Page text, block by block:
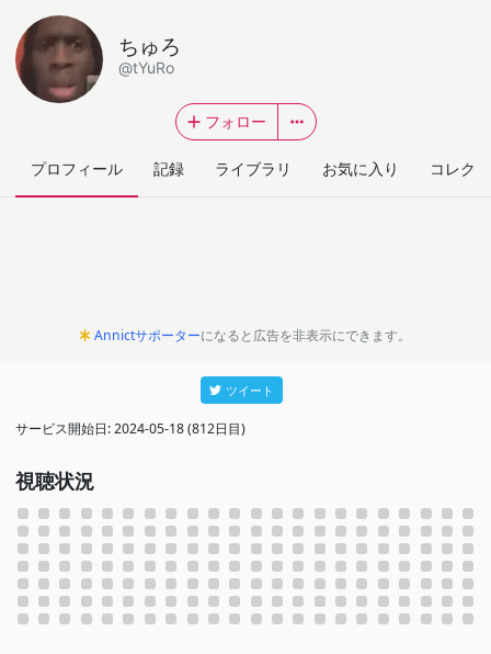
ちゅろ
@tYuRo
フォロー
プロフィール 記録 ライブラリ お気に入り コレク
Annictサポーターになると広告を非表示にできます。
ツイート
サービス開始日: 2024-05-18 (812日目)
視聴状況